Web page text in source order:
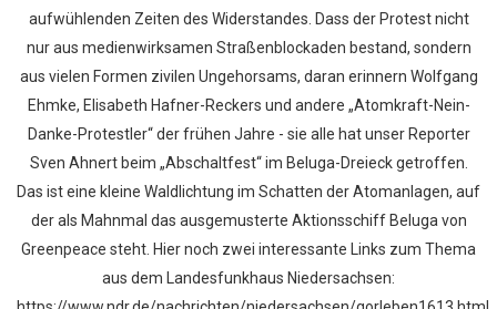
aufwühlenden Zeiten des Widerstandes. Dass der Protest nicht
nur aus medienwirksamen Straßenblockaden bestand, sondern
aus vielen Formen zivilen Ungehorsams, daran erinnern Wolfgang
Ehmke, Elisabeth Hafner-Reckers und andere „Atomkraft-Nein-
Danke-Protestler“ der frühen Jahre - sie alle hat unser Reporter
Sven Ahnert beim „Abschaltfest“ im Beluga-Dreieck getroffen.
Das ist eine kleine Waldlichtung im Schatten der Atomanlagen, auf
der als Mahnmal das ausgemusterte Aktionsschiff Beluga von
Greenpeace steht. Hier noch zwei interessante Links zum Thema
aus dem Landesfunkhaus Niedersachsen: